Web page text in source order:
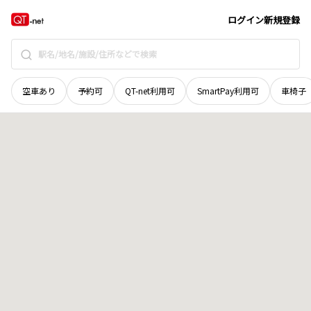
ログイン新規登録
空車あり 予約可 QT-net利用可 SmartPay利用可 車椅子
滋賀県